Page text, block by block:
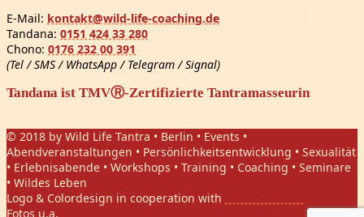
E-Mail: kontakt@wild-life-coaching.de
Tandana: 0151 424 33 280
Chono: 0176 232 00 391
(Tel / SMS / WhatsApp / Telegram / Signal)
Tandana ist TMVⓇ-Zertifizierte Tantramasseurin
© 2018 by Wild Life Tantra • Berlin • Events •
Abendveranstaltungen • Persönlichkeitsentwicklung • Sexualität
• Erlebnisabende • Workshops • Training • Coaching • Seminare
• Wildes Leben
Logo & Colordesign in cooperation with
Fotos u.a.